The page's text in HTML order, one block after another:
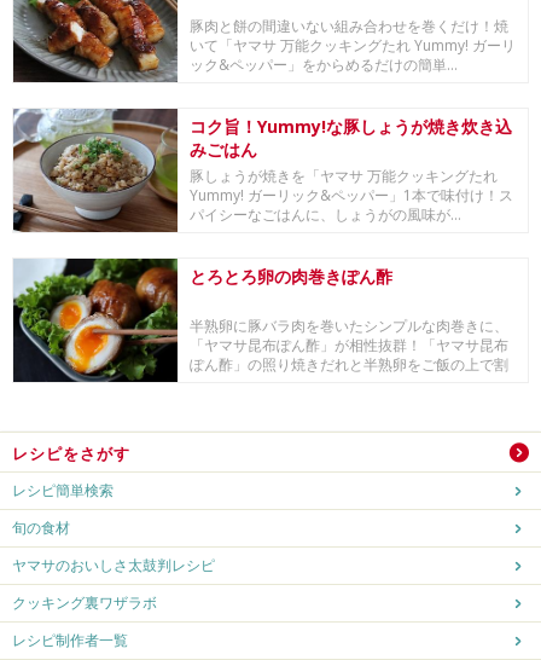
豚肉と餅の間違いない組み合わせを巻くだけ！焼
いて「ヤマサ 万能クッキングたれ Yummy! ガーリ
ック&ペッパー」をからめるだけの簡単...
コク旨！Yummy!な豚しょうが焼き炊き込
みごはん
豚しょうが焼きを「ヤマサ 万能クッキングたれ
Yummy! ガーリック&ペッパー」1本で味付け！ス
パイシーなごはんに、しょうがの風味が...
とろとろ卵の肉巻きぽん酢
半熟卵に豚バラ肉を巻いたシンプルな肉巻きに、
「ヤマサ昆布ぽん酢」が相性抜群！「ヤマサ昆布
ぽん酢」の照り焼きだれと半熟卵をご飯の上で割
レシピをさがす
レシピ簡単検索
旬の食材
ヤマサのおいしさ太鼓判レシピ
クッキング裏ワザラボ
レシピ制作者一覧